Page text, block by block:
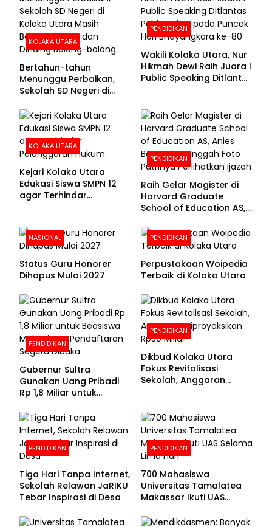
KOLAKA UTARA
Bertahun-tahun
Menunggu Perbaikan,
Sekolah SD Negeri di
Beralas Tanah dan
Dinding Bolong-bolong
PENDIDIKAN
Wakili Kolaka Utara, Nur
Hikmah Dewi Raih Juara I
Public Speaking Ditlantas
Bhayangkara ke-80
KOLAKA UTARA
Kejari Kolaka Utara
Edukasi Siswa SMPN 12
agar Terhindar
PENDIDIKAN
Raih Gelar Magister di
Harvard Graduate
School of Education AS,
Foto Putrinya Perlihatkan
Ijazah
NASIONAL
Status Guru Honorer
Dihapus Mulai 2027
PENDIDIKAN
Perpustakaan Woipedia
Terbaik di Kolaka Utara
PENDIDIKAN
Gubernur Sultra
Gunakan Uang Pribadi
Rp 1,8 Miliar untuk
Pendaftaran Segera
Dibuka
PENDIDIKAN
Dikbud Kolaka Utara
Fokus Revitalisasi
Sekolah, Anggaran
PENDIDIKAN
Tiga Hari Tanpa Internet,
Sekolah Relawan JaRIKU
Tebar Inspirasi di Desa
PENDIDIKAN
700 Mahasiswa
Universitas Tamalatea
Makassar Ikuti UAS